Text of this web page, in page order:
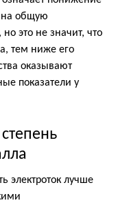
на общую
но это не значит, что
тем ниже его
оказывают
показатели у
электроток лучше